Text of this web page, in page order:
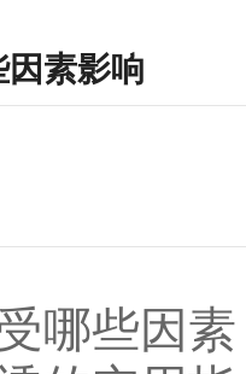
素影响
哪些因素